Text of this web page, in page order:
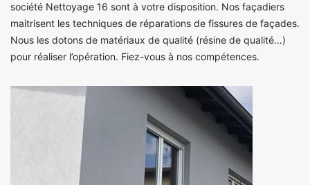
société Nettoyage 16 sont à votre disposition. Nos façadiers
maitrisent les techniques de réparations de fissures de façades.
Nous les dotons de matériaux de qualité (résine de qualité…)
pour réaliser l’opération. Fiez-vous à nos compétences.